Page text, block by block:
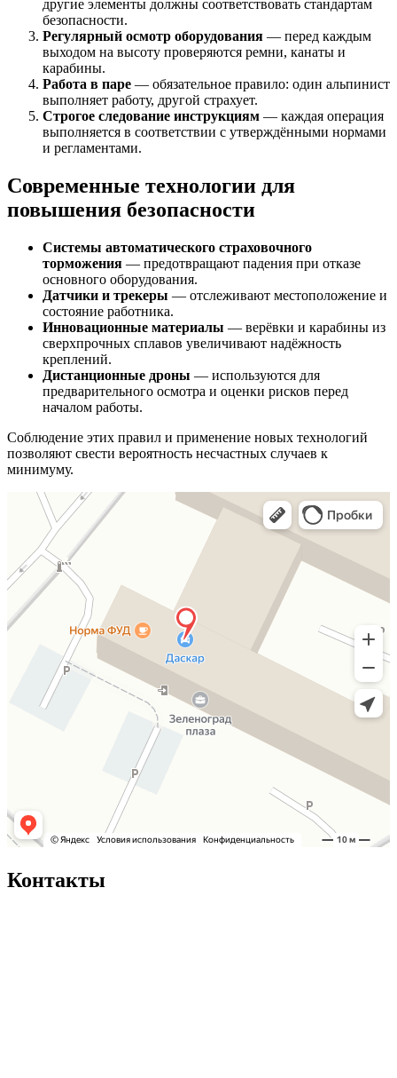
другие элементы должны соответствовать стандартам
безопасности.
Регулярный осмотр оборудования — перед каждым
выходом на высоту проверяются ремни, канаты и
карабины.
Работа в паре — обязательное правило: один альпинист
выполняет работу, другой страхует.
Строгое следование инструкциям — каждая операция
выполняется в соответствии с утверждёнными нормами
и регламентами.
Современные технологии для
повышения безопасности
Системы автоматического страховочного
торможения — предотвращают падения при отказе
основного оборудования.
Датчики и трекеры — отслеживают местоположение и
состояние работника.
Инновационные материалы — верёвки и карабины из
сверхпрочных сплавов увеличивают надёжность
креплений.
Дистанционные дроны — используются для
предварительного осмотра и оценки рисков перед
началом работы.
Соблюдение этих правил и применение новых технологий
позволяют свести вероятность несчастных случаев к
минимуму.
Контакты